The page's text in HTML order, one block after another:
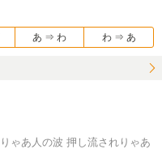
あ ⇒ わ わ ⇒ あ
ゃあ人の波 押し流されりゃあ